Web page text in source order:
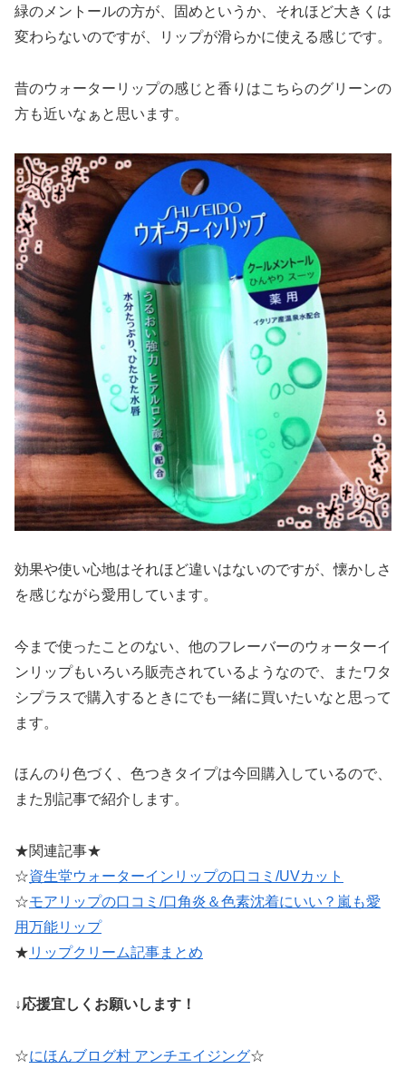
緑のメントールの方が、固めというか、それほど大きくは
変わらないのですが、リップが滑らかに使える感じです。
昔のウォーターリップの感じと香りはこちらのグリーンの
方も近いなぁと思います。
効果や使い心地はそれほど違いはないのですが、懐かしさ
を感じながら愛用しています。
今まで使ったことのない、他のフレーバーのウォーターイ
ンリップもいろいろ販売されているようなので、またワタ
シプラスで購入するときにでも一緒に買いたいなと思って
ます。
ほんのり色づく、色つきタイプは今回購入しているので、
また別記事で紹介します。
★関連記事★
☆資生堂ウォーターインリップの口コミ/UVカット
☆モアリップの口コミ/口角炎＆色素沈着にいい？嵐も愛
用万能リップ
★ リップクリーム記事まとめ
↓応援宜しくお願いします！
☆にほんブログ村 アンチエイジング☆